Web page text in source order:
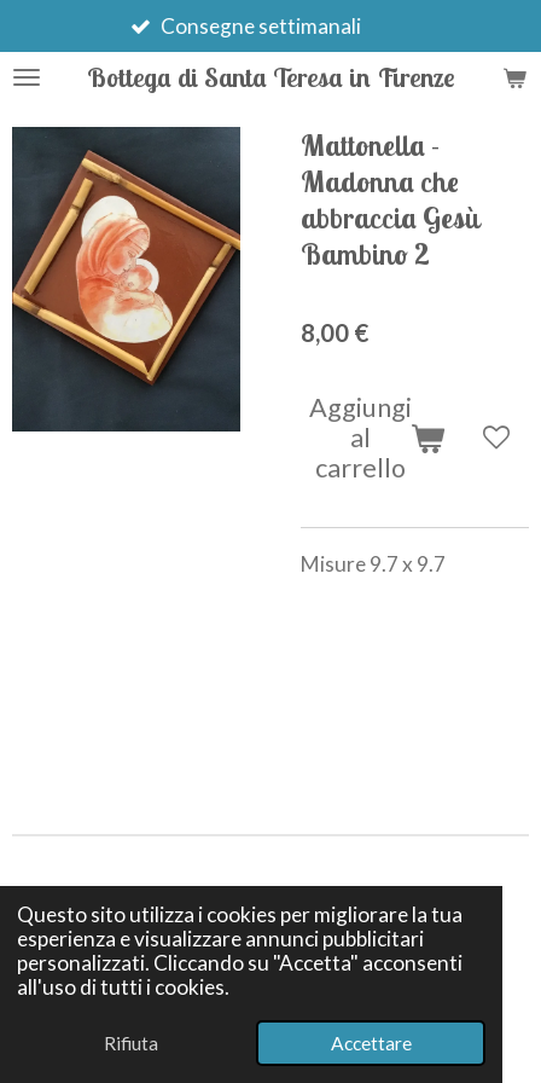
Questo sito utilizza i cookies per migliorare la tua
esperienza e visualizzare annunci pubblicitari
personalizzati. Cliccando su "Accetta" acconsenti
all'uso di tutti i cookies.
Rifiuta Accettare
al
contenutoBottega di Santa Teresa in Firenze
settimanali
Mattonella -
Madonna che
abbraccia Gesù
Bambino 2
8,00 €
Aggiungi
al
carrello
Misure 9.7 x 9.7
Privacy e Cookies policy
Termini e Condizioni di vendita
© 2024 Bottega S. Teresa Firenze - Via dei Bruni 12, 50139
Firenze - P. IVA IT07386740489